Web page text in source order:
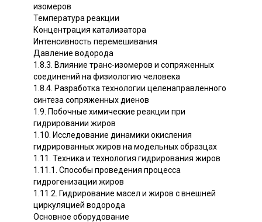
изомеров
Температура реакции
Концентрация катализатора
Интенсивность перемешивания
Давление водорода
1.8.3. Влияние транс-изомеров и сопряженных
соединений на физиологию человека
1.8.4. Разработка технологии целенаправленного
синтеза сопряженных диенов
1.9. Побочные химические реакции при
гидрировании жиров
1.10. Исследование динамики окисления
гидрированных жиров на модельных образцах
1.11. Техника и технология гидрирования жиров
1.11.1. Способы проведения процесса
гидрогенизации жиров
1.11.2. Гидрирование масел и жиров с внешней
циркуляцией водорода
Основное оборудование